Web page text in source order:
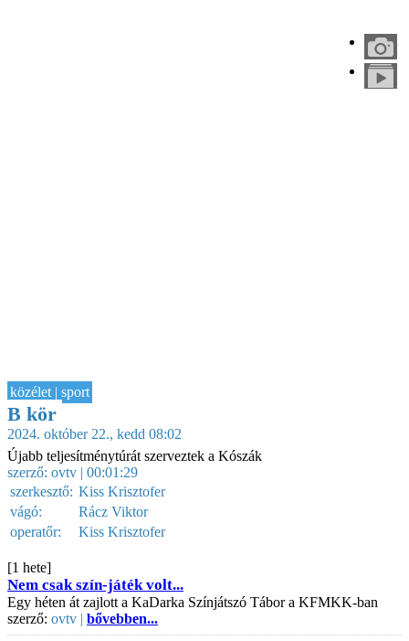
közélet | sport
B kör
2024. október 22., kedd 08:02
Újabb teljesítménytúrát szerveztek a Kószák
szerző: ovtv | 00:01:29
szerkesztő: Kiss Krisztofer
vágó:
Rácz Viktor
operatőr:
Kiss Krisztofer
[1 hete]
Nem csak szín-játék volt...
Egy héten át zajlott a KaDarka Színjátszó Tábor a KFMKK-ban
szerző: ovtv | bővebben...